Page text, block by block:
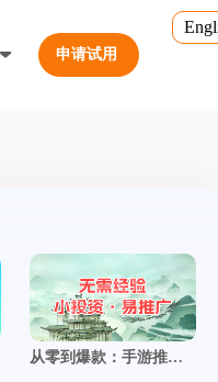
和服务
游引流利器
，快捷方便
申请试用
从零到爆款：手游推广全攻略，揭秘打造现象级游戏的制胜法则